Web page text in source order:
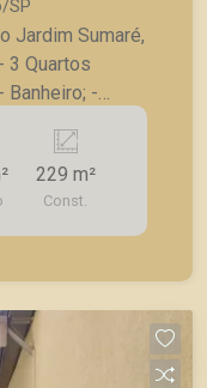
SP
Banheiro; -
A
seus clientes
vendas
nos
de Ribeirão
229 m²
Const.